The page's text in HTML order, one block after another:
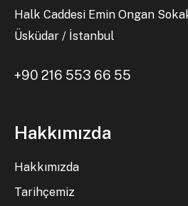
Halk Caddesi Emin Ongan
Üsküdar / İstanbul
+90 216 553 66 55
Hakkımızda
Hakkımızda
Tarihçemiz